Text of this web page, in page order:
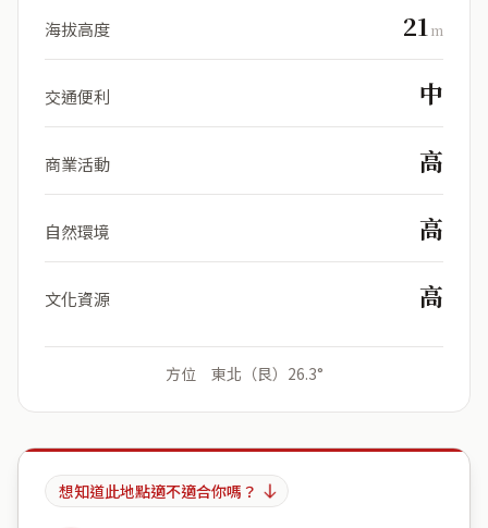
海拔高度 21m
交通便利 中
商業活動 高
自然環境 高
文化資源 高
方位 東北（艮）26.3°
想知道此地點適不適合你嗎？